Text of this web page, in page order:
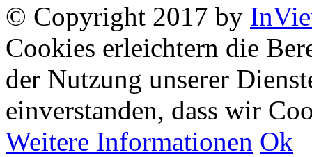
© Copyright 2017 by
Cookies erleichtern die
der Nutzung unserer
einverstanden, dass wir
Weitere Informationen Ok